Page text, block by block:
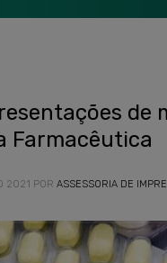
de
Farmacêutica
2021 POR ASSESSORIA DE